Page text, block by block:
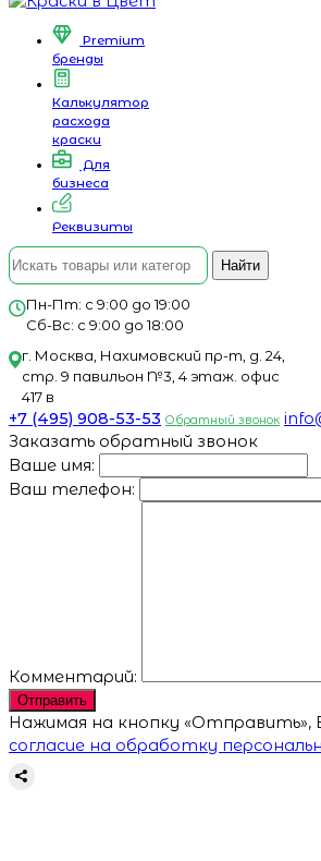
Premium
бренды
Калькулятор
расхода
краски
Для
бизнеса
Реквизиты
Найти
Пн-Пт: с 9:00 до 19:00
Сб-Вс: с 9:00 до 18:00
г. Москва, Нахимовский пр-т, д. 24,
стр. 9 павильон №3, 4 этаж. офис
417 в
+7 (495) 908-53-53 Обратный звонок
Заказать обратный звонок
Ваше имя:
Ваш телефон:
Комментарий:
Отправить
Нажимая на кнопку «Отправить»,
согласие на обработку